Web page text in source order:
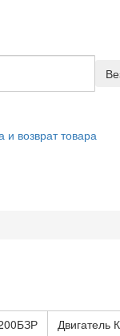
и возврат товара
Двигатель